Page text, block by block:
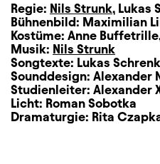
Regie: Nils Strunk, Lukas
Bühnenbild: Maximilian
Kostüme: Anne Buffetrille
Musik: Nils Strunk
Songtexte: Lukas Schrenk
Sounddesign: Alexander
Studienleiter: Alexander
Licht: Roman Sobotka
Dramaturgie: Rita